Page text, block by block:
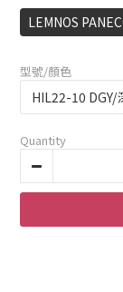
LEMNOS
型號/顏色
Quantity